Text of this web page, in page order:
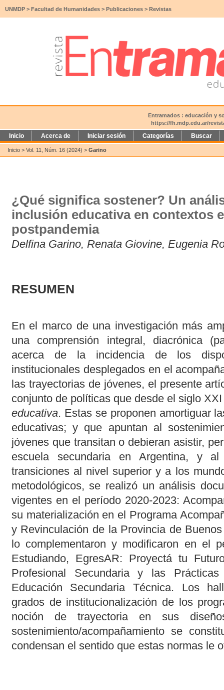
UNMDP > Facultad de Humanidades > Publicaciones > Revistas
Entramados : educación y
https://fh.mdp.edu.ar/
Inicio Acerca de Iniciar sesión Categorías Buscar
Inicio > Vol. 11, Núm. 16 (2024) > Garino
¿Qué significa sostener? Un
inclusión educativa en contextos
postpandemia
Delfina Garino, Renata Giovine, Eugenia
RESUMEN
En el marco de una investigación más
una comprensión integral, diacrónica
acerca de la incidencia de los
institucionales desplegados en el
las trayectorias de jóvenes, el presente
conjunto de políticas que desde el siglo
educativa. Estas se proponen amortiguar
educativas; y que apuntan al
jóvenes que transitan o debieran asistir,
escuela secundaria en Argentina, y al
transiciones al nivel superior y a los
metodológicos, se realizó un análisis
vigentes en el período 2020-2023:
su materialización en el Programa
y Revinculación de la Provincia de
lo complementaron y modificaron en el
Estudiando, EgresAR: Proyectá tu
Profesional Secundaria y las
Educación Secundaria Técnica. Los
grados de institucionalización de los
noción de trayectoria en sus
sostenimiento/acompañamiento se
condensan el sentido que estas normas le